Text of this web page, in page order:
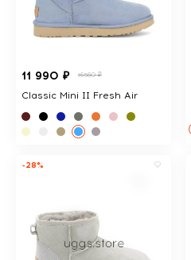
11 990 ₽ 16560 ₽
Classic Mini II Fresh Air
-28%